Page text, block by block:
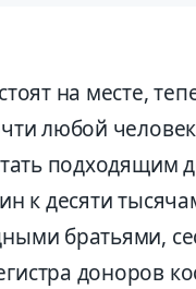
на месте,
любой
подходящим
к десяти
братьями,
доноров